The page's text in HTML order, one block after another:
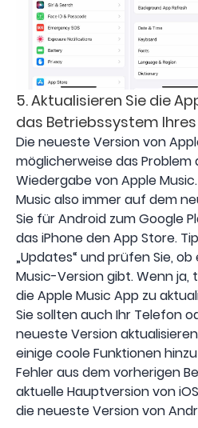
5. Aktualisieren Sie die
das Betriebssystem
Die neueste Version von
möglicherweise das
Wiedergabe von Apple
Music also immer auf dem
Sie für Android zum Google
das iPhone den App Store.
„Updates“ und prüfen Sie,
Music-Version gibt. Wenn ja,
die Apple Music App zu
Sie sollten auch Ihr Telefon
neueste Version
einige coole Funktionen
Fehler aus dem vorherigen
aktuelle Hauptversion von iOS
die neueste Version von